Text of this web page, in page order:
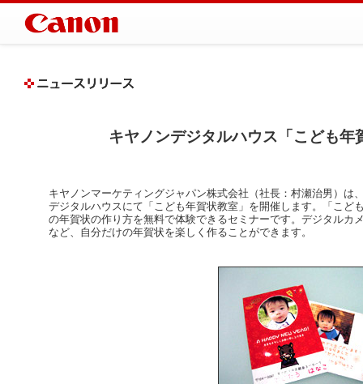
キヤノンデジタルハウス「こども年
キヤノンマーケティングジャパン株式会社（社長：村瀬治男）は
デジタルハウスにて「こども年賀状教室」を開催します。「こど
の年賀状の作り方を無料で体験できるセミナーです。デジタルカ
など、自分だけの年賀状を楽しく作ることができます。